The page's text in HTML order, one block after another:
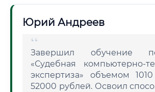
Юрий Андреев
Завершил обучение
«Судебная компьютерно-
экспертиза» объемом
52000 рублей. Освоил